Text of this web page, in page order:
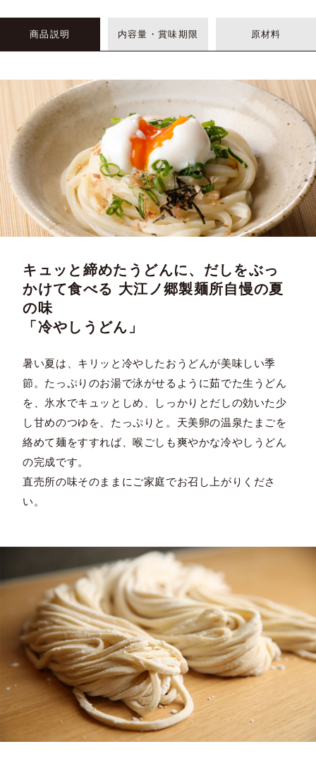
商品説明 内容量・賞味期限 原材料
キュッと締めたうどんに、だしをぶっ
かけて食べる 大江ノ郷製麺所自慢の夏
の味
「冷やしうどん」
暑い夏は、キリッと冷やしたおうどんが美味しい季
節。たっぷりのお湯で泳がせるように茹でた生うどん
を、氷水でキュッとしめ、しっかりとだしの効いた少
し甘めのつゆを、たっぷりと。天美卵の温泉たまごを
絡めて麺をすすれば、喉ごしも爽やかな冷やしうどん
の完成です。
直売所の味そのままにご家庭でお召し上がりくださ
い。